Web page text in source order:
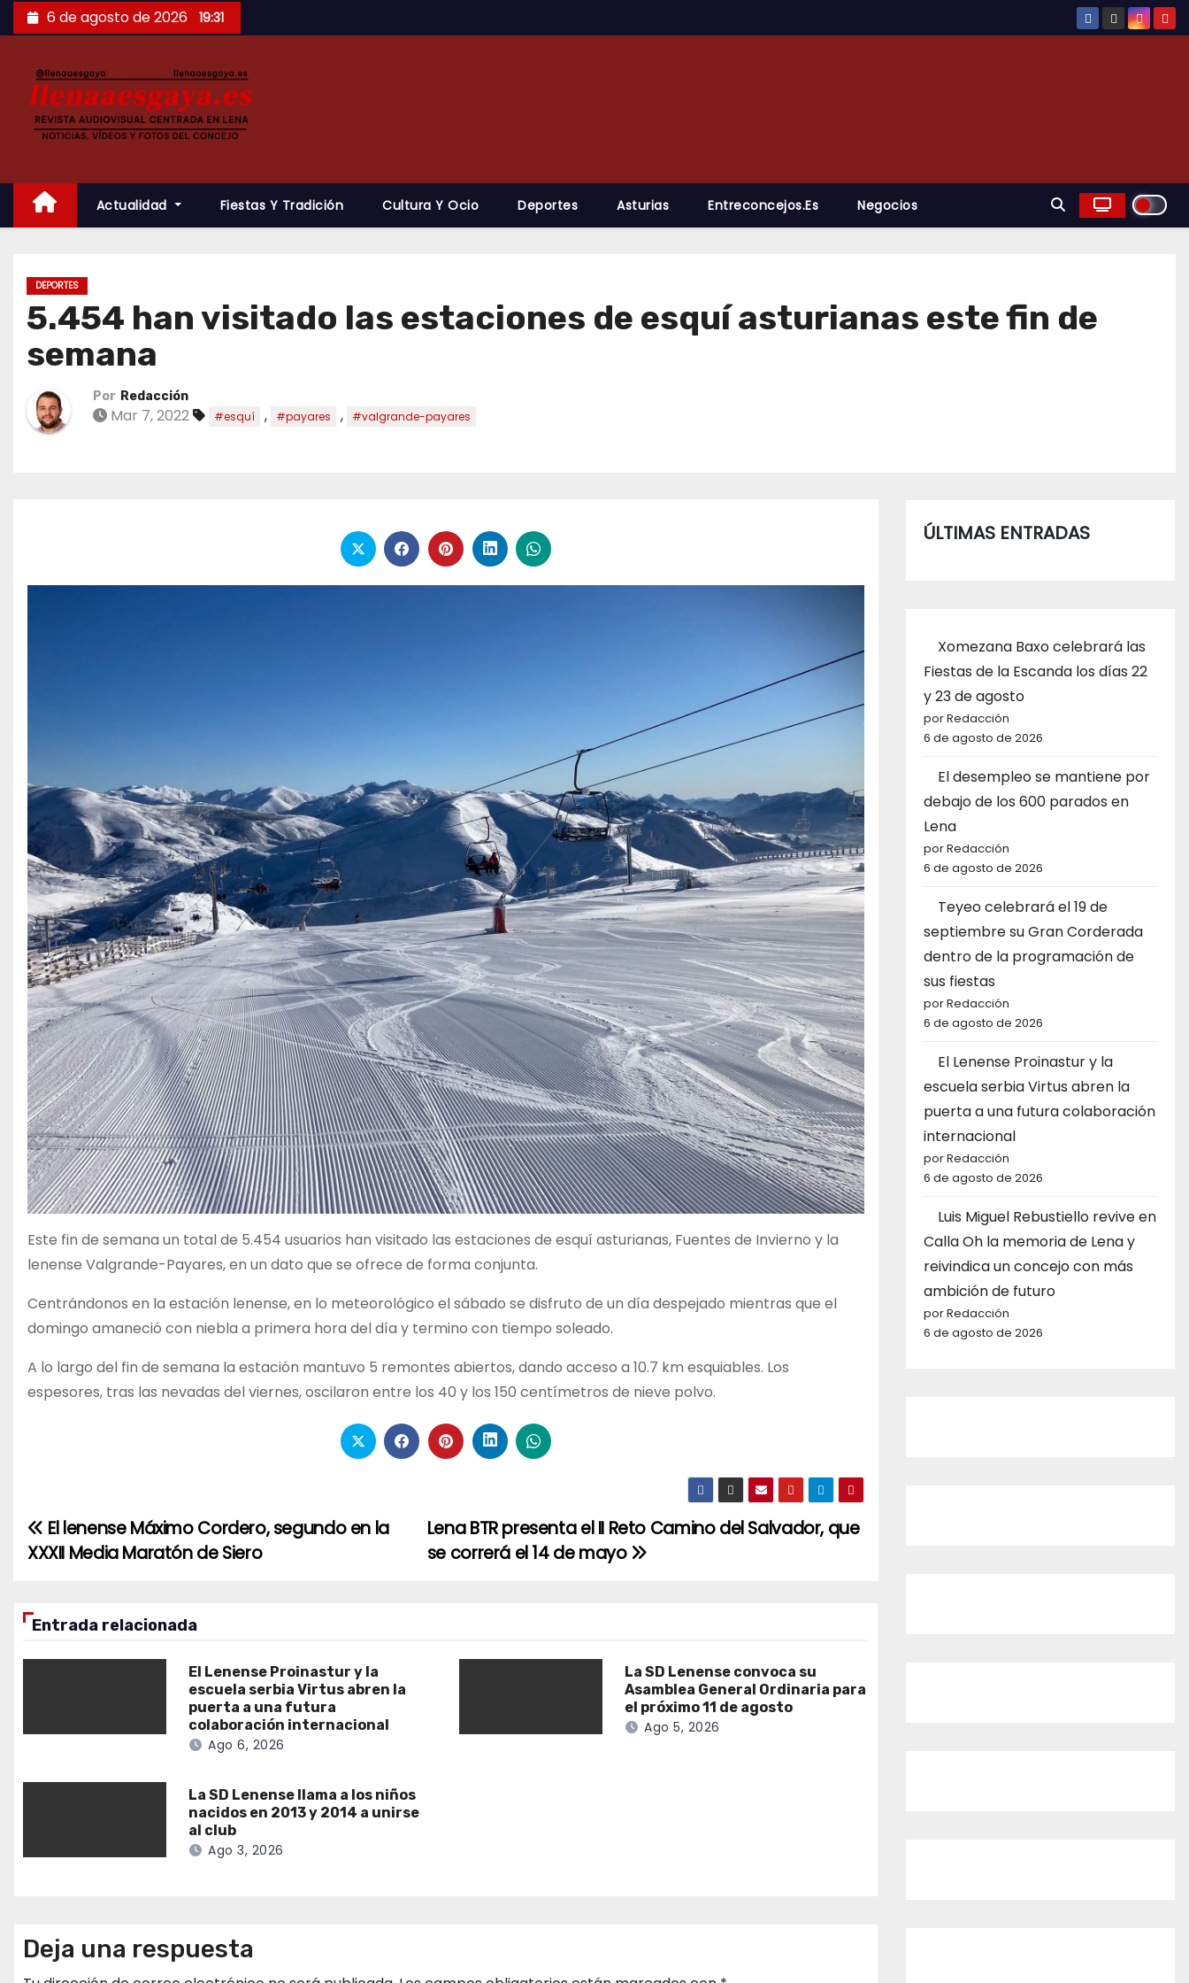
Saltar
al
6 de agosto de 2026 19:31
Actualidad Fiestas Y Tradición Cultura Y Ocio Deportes Asturias Entreconcejos.es Negocios
DEPORTES
5.454 han visitado las estaciones de esquí asturianas este fin de
semana
Por Redacción
Mar 7, 2022 #esquí , #payares , #valgrande-payares
Este fin de semana un total de 5.454 usuarios han visitado las estaciones de esquí asturianas, Fuentes de Invierno y la
lenense Valgrande-Payares, en un dato que se ofrece de forma conjunta.
Centrándonos en la estación lenense, en lo meteorológico el sábado se disfruto de un día despejado mientras que el
domingo amaneció con niebla a primera hora del día y termino con tiempo soleado.
A lo largo del fin de semana la estación mantuvo 5 remontes abiertos, dando acceso a 10.7 km esquiables. Los
espesores, tras las nevadas del viernes, oscilaron entre los 40 y los 150 centímetros de nieve polvo.
Navegación
de
entradas
Lena BTR presenta el II Reto Camino del Salvador, que
se correrá el 14 de mayo
El lenense Máximo Cordero, segundo en la
XXXII Media Maratón de Siero
Entrada relacionada
El Lenense Proinastur y la
escuela serbia Virtus abren la
puerta a una futura
colaboración internacional
Ago 6, 2026
La SD Lenense convoca su
Asamblea General Ordinaria para
el próximo 11 de agosto
Ago 5, 2026
La SD Lenense llama a los niños
nacidos en 2013 y 2014 a unirse
al club
Ago 3, 2026
Deja una respuesta
ÚLTIMAS ENTRADAS
Xomezana Baxo celebrará las
Fiestas de la Escanda los días 22
y 23 de agosto
por Redacción
6 de agosto de 2026
El desempleo se mantiene por
debajo de los 600 parados en
Lena
por Redacción
6 de agosto de 2026
Teyeo celebrará el 19 de
septiembre su Gran Corderada
dentro de la programación de
sus fiestas
por Redacción
6 de agosto de 2026
El Lenense Proinastur y la
escuela serbia Virtus abren la
puerta a una futura colaboración
internacional
por Redacción
6 de agosto de 2026
Luis Miguel Rebustiello revive en
Calla Oh la memoria de Lena y
reivindica un concejo con más
ambición de futuro
por Redacción
6 de agosto de 2026